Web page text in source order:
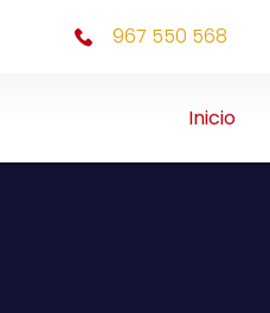
967 550 568
Inicio